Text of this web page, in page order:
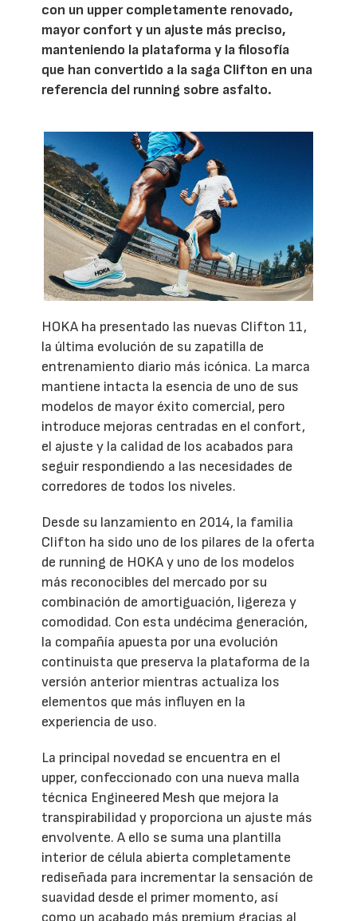
con un upper completamente renovado,
mayor confort y un ajuste más preciso,
manteniendo la plataforma y la filosofía
que han convertido a la saga Clifton en una
referencia del running sobre asfalto.
HOKA ha presentado las nuevas Clifton 11,
la última evolución de su zapatilla de
entrenamiento diario más icónica. La marca
mantiene intacta la esencia de uno de sus
modelos de mayor éxito comercial, pero
introduce mejoras centradas en el confort,
el ajuste y la calidad de los acabados para
seguir respondiendo a las necesidades de
corredores de todos los niveles.
Desde su lanzamiento en 2014, la familia
Clifton ha sido uno de los pilares de la oferta
de running de HOKA y uno de los modelos
más reconocibles del mercado por su
combinación de amortiguación, ligereza y
comodidad. Con esta undécima generación,
la compañía apuesta por una evolución
continuista que preserva la plataforma de la
versión anterior mientras actualiza los
elementos que más influyen en la
experiencia de uso.
La principal novedad se encuentra en el
upper, confeccionado con una nueva malla
técnica Engineered Mesh que mejora la
transpirabilidad y proporciona un ajuste más
envolvente. A ello se suma una plantilla
interior de célula abierta completamente
rediseñada para incrementar la sensación de
suavidad desde el primer momento, así
como un acabado más premium gracias al